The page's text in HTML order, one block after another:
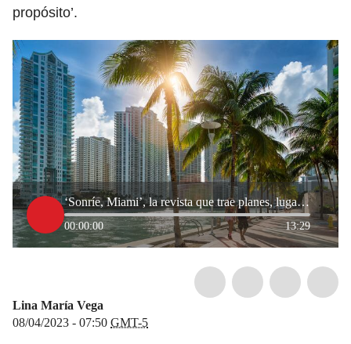
propósito’.
‘Sonríe, Miami’, la revista que trae planes, lugares y experiencias en esta ciudad
00:00:00 13:29
Lina María Vega
08/04/2023 - 07:50 GMT-5